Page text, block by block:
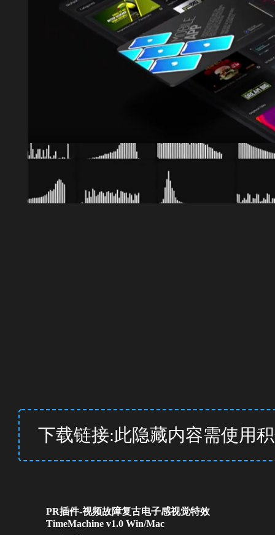
下载链接:此隐藏内容需使用
PR插件-视频故障复古电子感视觉特效
TimeMachine v1.0 Win/Mac